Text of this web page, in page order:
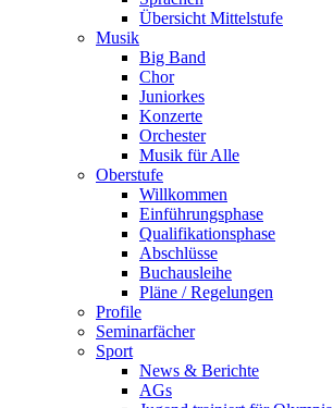
Übersicht Mittelstufe
Musik
Big Band
Chor
Juniorkes
Konzerte
Orchester
Musik für Alle
Oberstufe
Willkommen
Einführungsphase
Qualifikationsphase
Abschlüsse
Buchausleihe
Pläne / Regelungen
Profile
Seminarfächer
Sport
News & Berichte
AGs